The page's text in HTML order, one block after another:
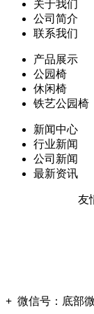
关于我们
公司简介
联系我们
产品展示
公园椅
休闲椅
铁艺公园椅
新闻中心
行业新闻
公司新闻
最新资讯
友
+ 微信号： 底部